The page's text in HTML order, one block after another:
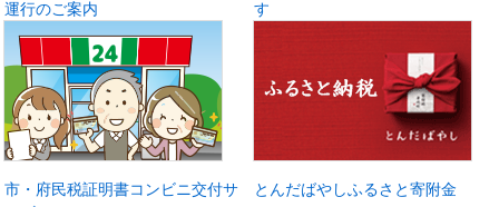
運行のご案内
す
市・府民税証明書コンビニ交付サ
とんだばやしふるさと寄附金